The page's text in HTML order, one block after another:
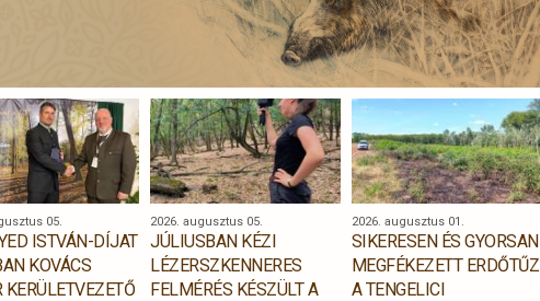
05.
ISTVÁN-DÍJAT
KOVÁCS
KERÜLETVEZETŐ
2026. augusztus 05.
JÚLIUSBAN KÉZI
LÉZERSZKENNERES
FELMÉRÉS KÉSZÜLT A
2026. augusztus 01.
SIKERESEN ÉS GYORSAN
MEGFÉKEZETT ERDŐTŰZ
A TENGELICI